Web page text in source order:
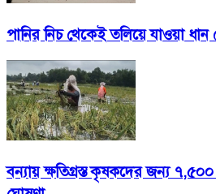
পানির নিচ থেকেই তলিয়ে যাওয়া
বন্যায় ক্ষতিগ্রস্ত কৃষকদের জন্য